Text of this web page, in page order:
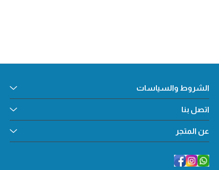
الشروط والسياسات
شروط الاستخدام
سياسة الاستبدال والاسترجاع
سياسة الخصوصية
اتصل بنا
اتصل بنا
عن المتجر
عن المتجر